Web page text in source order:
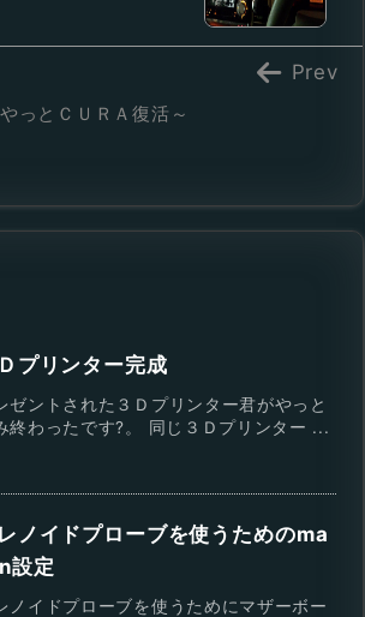
やっとＣＵＲＡ復活～
Prev
プリンター完成
ゼントされた３Ｄプリンター君がやっと
終わったです?。 同じ３Ｄプリンター ...
ノイドプローブを使うためのma
設定
ノイドプローブを使うためにマザーボー